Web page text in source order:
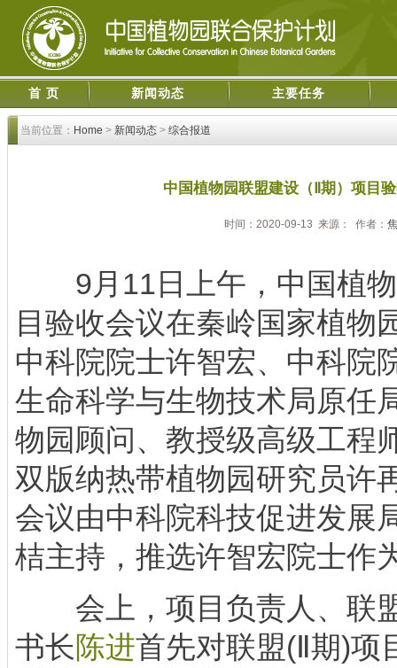
首 页 新闻动态 主要任务
当前位置： Home > 新闻动态 > 综合报道
中国植物园联盟建设（Ⅱ期）项目
时间：2020-09-13 来源： 作者：
9月11日上午，中国植物
目验收会议在秦岭国家植物
中科院院士许智宏、中科院
生命科学与生物技术局原任
物园顾问、教授级高级工程
双版纳热带植物园研究员许
会议由中科院科技促进发展
桔主持，推选许智宏院士作
会上，项目负责人、联
书长陈进首先对联盟(Ⅱ期)项